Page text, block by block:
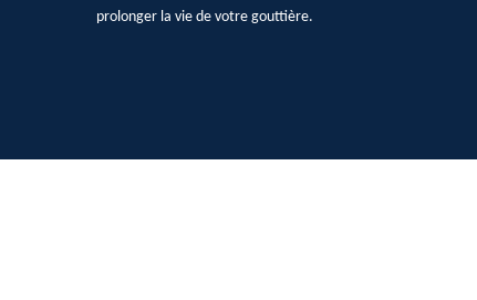
prolonger la vie de votre gouttière.